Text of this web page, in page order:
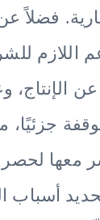
عن
للشركات
المتوقفة جزئيًا عن الإنتاج، وعددها 9
من خلال
التعثر،